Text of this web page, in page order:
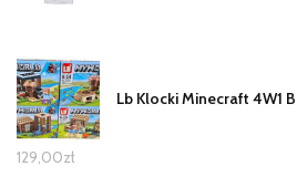
Lb Klocki Minecraft 4W1
129,00zł